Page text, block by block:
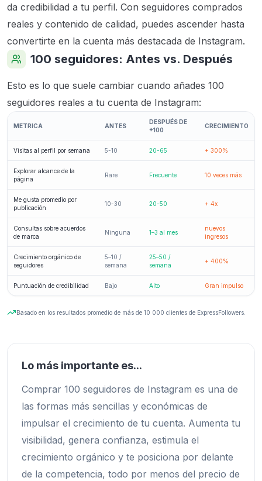
da credibilidad a tu perfil. Con seguidores comprados
reales y contenido de calidad, puedes ascender hasta
convertirte en la cuenta más destacada de Instagram.
100 seguidores: Antes vs. Después
Esto es lo que suele cambiar cuando añades 100
seguidores reales a tu cuenta de Instagram:
METRICA ANTES
DESPUÉS DE
+100
CRECIMIENTO
Visitas al perfil por semana 5-10 20-65 + 300%
Explorar alcance de la
página
Rare Frecuente 10 veces más
Me gusta promedio por
publicación
10-30 20-50 + 4x
Consultas sobre acuerdos
de marca
Ninguna 1–3 al mes
nuevos
ingresos
Crecimiento orgánico de
seguidores
5–10 /
semana
25–50 /
semana
+ 400%
Puntuación de credibilidad Bajo Alto Gran impulso
Basado en los resultados promedio de más de 10 000 clientes de ExpressFollowers.
Lo más importante es...
Comprar 100 seguidores de Instagram es una de
las formas más sencillas y económicas de
impulsar el crecimiento de tu cuenta. Aumenta tu
visibilidad, genera confianza, estimula el
crecimiento orgánico y te posiciona por delante
de la competencia, todo por menos del precio de